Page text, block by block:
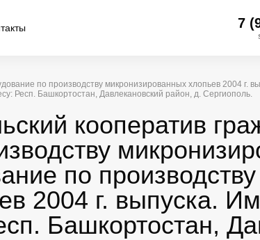
7
по производству микронизированных хлопьев 2004 г.
Респ. Башкортостан, Давлекановский район, д. Сергиополь.
кооператив
по производству
2004 г. выпуска.
Башкортостан,